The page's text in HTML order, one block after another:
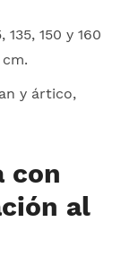
135, 150 y 160
y ártico,
con
al